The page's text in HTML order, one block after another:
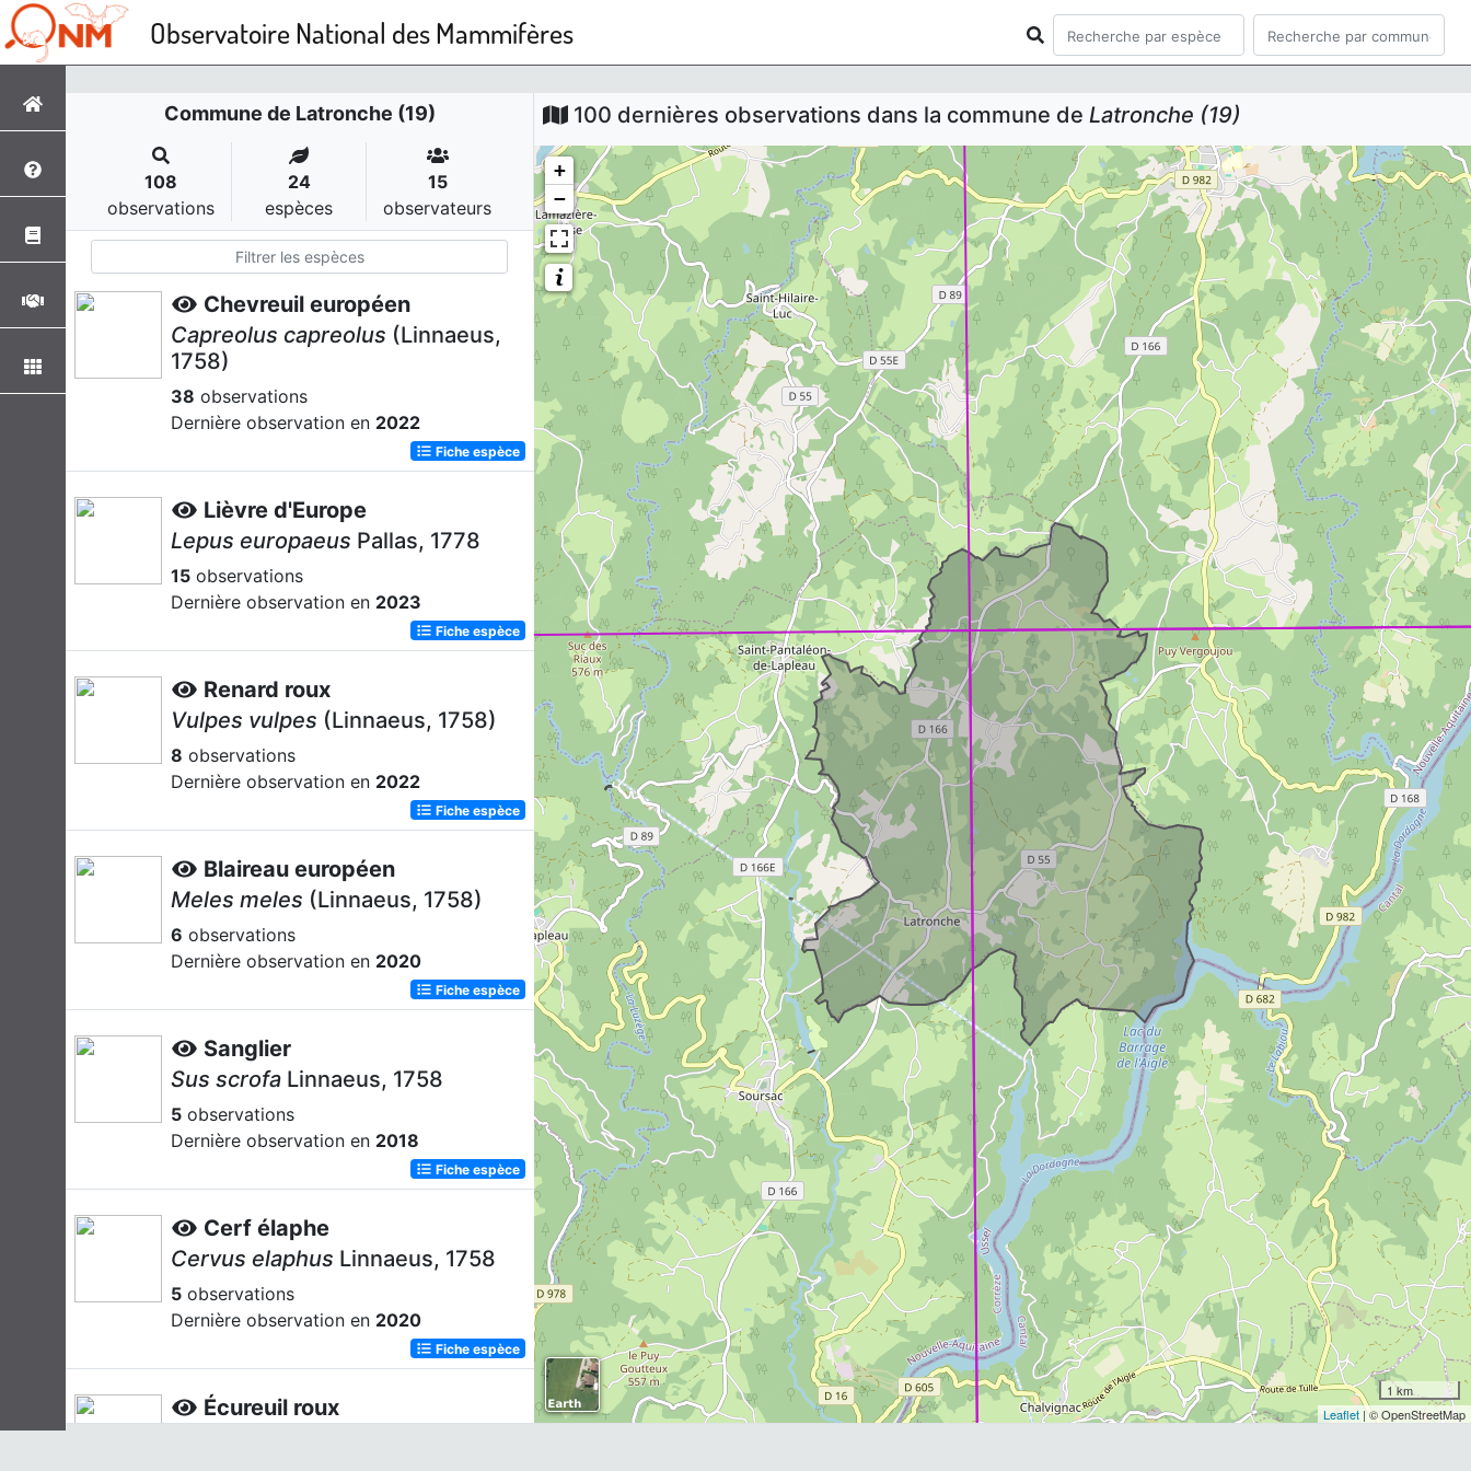
Observatoire National des Mammifères
Commune de Latronche (19)
108
observations
24
espèces
15
observateurs
Chevreuil européen
Capreolus capreolus (Linnaeus,
1758)
38 observations
Dernière observation en 2022
Fiche espèce
Lièvre d'Europe
Lepus europaeus Pallas, 1778
15 observations
Dernière observation en 2023
Fiche espèce
Renard roux
Vulpes vulpes (Linnaeus, 1758)
8 observations
Dernière observation en 2022
Fiche espèce
Blaireau européen
Meles meles (Linnaeus, 1758)
6 observations
Dernière observation en 2020
Fiche espèce
Sanglier
Sus scrofa Linnaeus, 1758
5 observations
Dernière observation en 2018
Fiche espèce
Cerf élaphe
Cervus elaphus Linnaeus, 1758
5 observations
Dernière observation en 2020
Fiche espèce
Écureuil roux
100 dernières observations dans la commune de Latronche (19)
+
−
1 km
Leaflet | © OpenStreetMap